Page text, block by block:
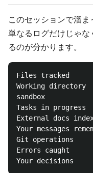
このセッションで溜ま
単なるログだけじゃな
るのが分かります。
Files tracked
Working directory
sandbox
Tasks in progress
External docs
Your messages
Git operations
Errors caught